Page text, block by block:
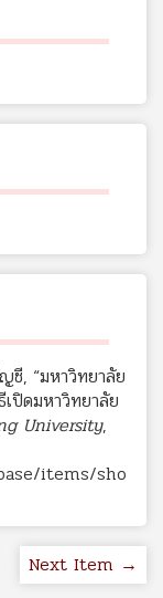
ชี, “มหาวิทยาลัย
ปิดมหาวิทยาลัย
University,
items/sho
Next Item →